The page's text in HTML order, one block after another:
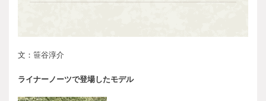
文：笹谷淳介
ライナーノーツで登場したモデル